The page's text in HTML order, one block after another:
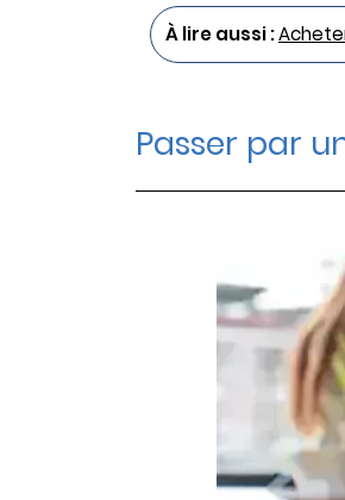
À lire aussi :
Passer par